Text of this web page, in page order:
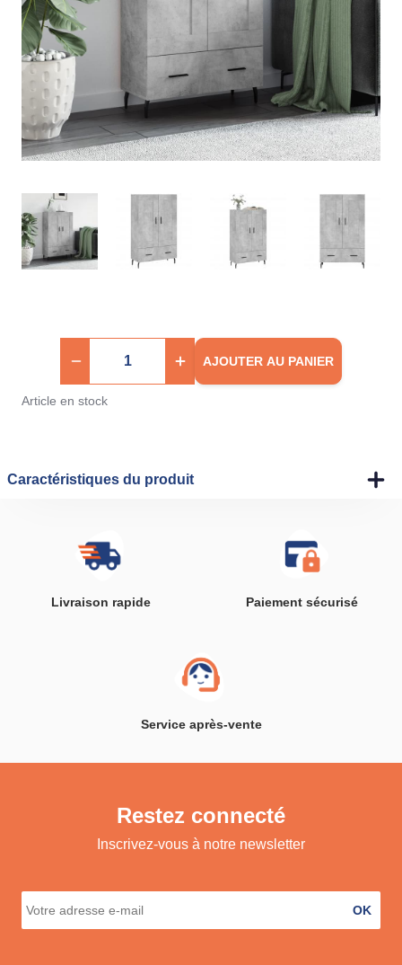
AJOUTER AU PANIER
Article en stock
Caractéristiques du produit
Livraison rapide Paiement sécurisé
Service après-vente
Restez connecté
Inscrivez-vous à notre newsletter
OK